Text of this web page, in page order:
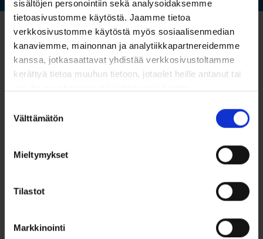
sisältöjen personointiin sekä analysoidaksemme
tietoasivustomme käytöstä. Jaamme tietoa
verkkosivustomme käytöstä myös sosiaalisenmedian
kanaviemme, mainonnan ja analytiikkapartnereidemme
kanssa, jotkasaattavat yhdistää verkkosivustoltamme
kerättyä tietoa muuhun tietoon, jotaolet heille antanut tai
Lue lisää
valinta
Välttämätön
Mieltymykset
Tilastot
Markkinointi
Reija Asikainen
Product Manager - EHS
reija.asikainen@ramboll.fi
BASED IN FINLAND
Nina Cross
Compass